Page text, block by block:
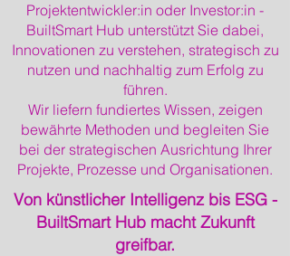
Projektentwickler:in oder Investor:in -
BuiltSmart Hub unterstützt Sie dabei,
Innovationen zu verstehen, strategisch zu
nutzen und nachhaltig zum Erfolg zu
führen.
Wir liefern fundiertes Wissen, zeigen
bewährte Methoden und begleiten Sie
bei der strategischen Ausrichtung Ihrer
Projekte, Prozesse und Organisationen.
Von künstlicher Intelligenz bis ESG -
BuiltSmart Hub macht Zukunft
greifbar.